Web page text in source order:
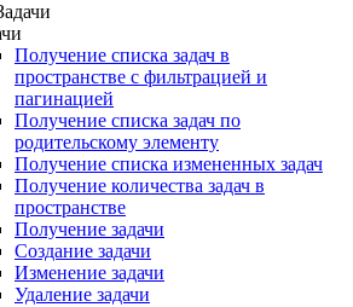
Получение списка задач в
пространстве с фильтрацией и
пагинацией
Получение списка задач по
родительскому элементу
Получение списка измененных задач
Получение количества задач в
пространстве
Получение задачи
Создание задачи
Изменение задачи
Удаление задачи